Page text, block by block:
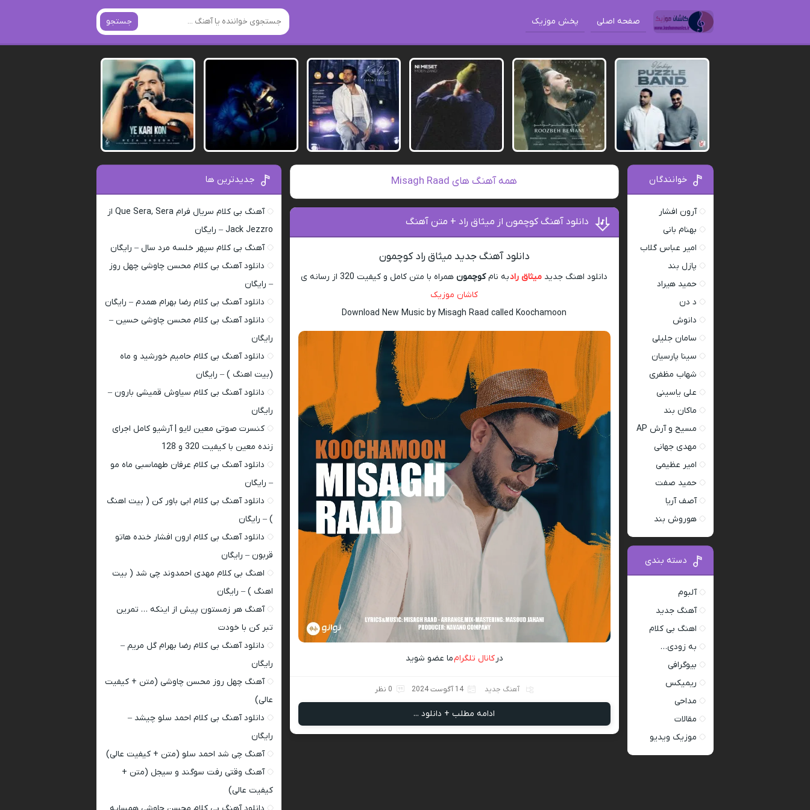
صفحه اصلی پخش موزیک جستجو
همه آهنگ های Misagh Raad
دانلود آهنگ کوچمون از میثاق راد + متن آهنگ
دانلود آهنگ جدید میثاق راد کوچمون
دانلود اهنگ جدید میثاق رادبه نامکوچمونهمراه با متن کامل و کیفیت 320 از رسانه ی
کاشان موزیک
Download New Music by Misagh Raad called Koochamoon
درکانال تلگرامما عضو شوید
آهنگ جدید 14 آگوست 2024 0 نظر
ادامه مطلب + دانلود ...
خوانندگان
آرون افشار
بهنام بانی
امیر عباس گلاب
پازل بند
حمید هیراد
د دن
دانوش
سامان جلیلی
سینا پارسیان
شهاب مظفری
علی یاسینی
ماکان بند
مسیح و آرش AP
مهدی جهانی
امیر عظیمی
حمید صفت
آصف آریا
هوروش بند
دسته بندی
آلبوم
آهنگ جدید
اهنگ بی کلام
به زودی…
بیوگرافی
ریمیکس
مداحی
مقالات
موزیک ویدیو
جدیدترین ها
آهنگ بی کلام سریال فرام Que Sera, Sera از
Jack Jezzro – رایگان
آهنگ بی کلام سپهر خلسه مرد سال – رایگان
دانلود آهنگ بی کلام محسن چاوشی چهل روز
– رایگان
دانلود آهنگ بی کلام رضا بهرام همدم – رایگان
دانلود آهنگ بی کلام محسن چاوشی حسین –
رایگان
دانلود آهنگ بی کلام حامیم خورشید و ماه
(بیت اهنگ ) – رایگان
دانلود آهنگ بی کلام سیاوش قمیشی بارون –
رایگان
کنسرت صوتی معین لایو | آرشیو کامل اجرای
زنده معین با کیفیت 320 و 128
دانلود آهنگ بی کلام عرفان طهماسبی ماه مو
– رایگان
دانلود آهنگ بی کلام ابی باور کن ( بیت اهنگ
) – رایگان
دانلود آهنگ بی کلام ارون افشار خنده هاتو
قربون – رایگان
اهنگ بی کلام مهدی احمدوند چی شد ( بیت
اهنگ ) – رایگان
آهنگ هر زمستون پیش از اینکه … تمرین
تبر کن با خودت
دانلود آهنگ بی کلام رضا بهرام گل مریم –
رایگان
آهنگ چهل روز محسن چاوشی (متن + کیفیت
عالی)
دانلود آهنگ بی کلام احمد سلو چیشد –
رایگان
آهنگ چی شد احمد سلو (متن + کیفیت عالی)
آهنگ وقتی رفت سوگند و سیجل (متن +
کیفیت عالی)